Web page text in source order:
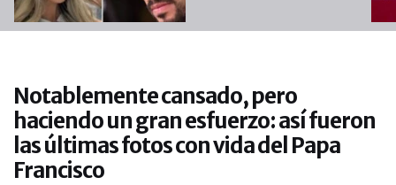
Notablemente cansado, pero
haciendo un gran esfuerzo: así fueron
las últimas fotos con vida del Papa
Francisco